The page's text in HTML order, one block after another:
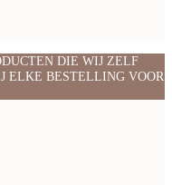
DIE WIJ ZELF
ELKE BESTELLING VOOR